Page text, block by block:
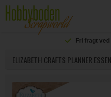
Fri fragt
ELIZABETH CRAFTS PLANNER